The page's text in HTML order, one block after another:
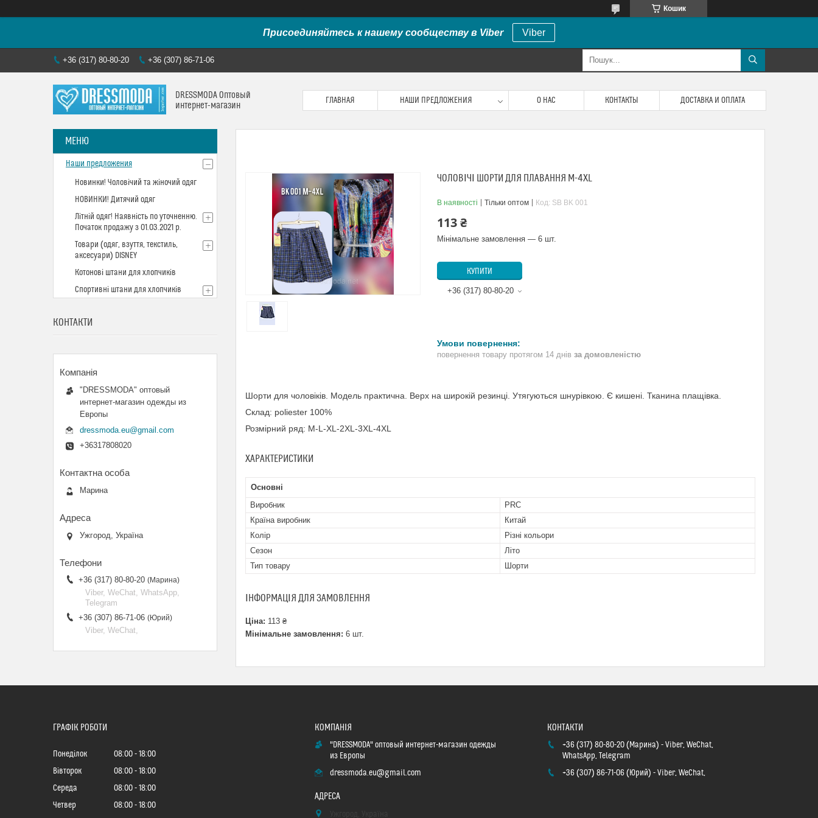
Кошик
Присоединяйтесь к нашему сообществу в Viber Viber
+36 (317) 80-80-20 +36 (307) 86-71-06
DRESSMODA Оптовый
интернет-магазин
ГЛАВНАЯ НАШИ ПРЕДЛОЖЕНИЯ О НАС КОНТАКТЫ ДОСТАВКА И ОПЛАТА
ЧОЛОВІЧІ ШОРТИ ДЛЯ ПЛАВАННЯ M-4XL
В наявності Тільки оптом Код: SB BK 001
113 ₴
Мінімальне замовлення — 6 шт.
КУПИТИ
+36 (317) 80-80-20
повернення товару протягом 14 днів за домовленістю
Шорти для чоловіків. Модель практична. Верх на широкій резинці. Утягуються шнурівкою. Є кишені. Тканина плащівка.
Склад: poliester 100%
Розмірний ряд: M-L-XL-2XL-3XL-4XL
ХАРАКТЕРИСТИКИ
Основні
Виробник
PRC
Країна виробник
Китай
Колір
Різні кольори
Сезон
Літо
Тип товару
Шорти
ІНФОРМАЦІЯ ДЛЯ ЗАМОВЛЕННЯ
Ціна: 113 ₴
Мінімальне замовлення: 6 шт.
Наши предложения
Новинки! Чоловічий та жіночий одяг
НОВИНКИ! Дитячий одяг
Літній одяг! Наявність по уточненню.
Початок продажу з 01.03.2021 р.
Товари (одяг, взуття, текстиль,
аксесуари) DISNEY
Котонові штани для хлопчиків
Спортивні штани для хлопчиків
КОНТАКТИ
"DRESSMODA" оптовый
интернет-магазин одежды из
Европы
dressmoda.eu@gmail.com
+36317808020
Марина
Ужгород, Україна
+36 (317) 80-80-20 Марина
Viber, WeChat, WhatsApp,
Telegram
+36 (307) 86-71-06
Юрий
Viber, WeChat,
ГРАФІК РОБОТИ
Понеділок 08:00
18:00
Вівторок
08:00
18:00
Середа
08:00
18:00
Четвер
08:00
18:00
"DRESSMODA" оптовый интернет-магазин одежды
из Европы
dressmoda.eu@gmail.com
+36 (317) 80-80-20 Марина
Viber, WeChat,
WhatsApp, Telegram
+36 (307) 86-71-06
Юрий Viber, WeChat,